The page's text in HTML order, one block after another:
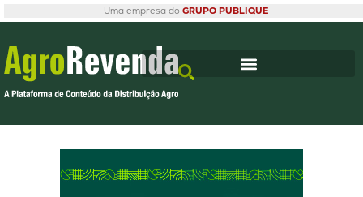
Uma empresa do GRUPO PUBLIQUE